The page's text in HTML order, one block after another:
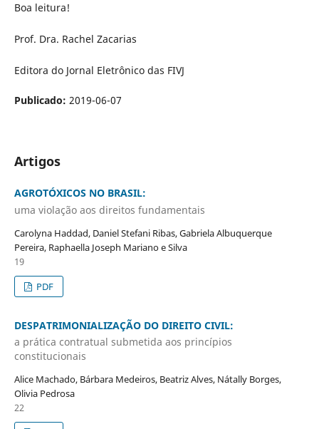
Boa leitura!
Prof. Dra. Rachel Zacarias
Editora do Jornal Eletrônico das FIVJ
Publicado: 2019-06-07
Artigos
AGROTÓXICOS NO BRASIL:
uma violação aos direitos fundamentais
Carolyna Haddad, Daniel Stefani Ribas, Gabriela Albuquerque
Pereira, Raphaella Joseph Mariano e Silva
19
PDF
DESPATRIMONIALIZAÇÃO DO DIREITO CIVIL:
a prática contratual submetida aos princípios
constitucionais
Alice Machado, Bárbara Medeiros, Beatriz Alves, Nátally Borges,
Olivia Pedrosa
22